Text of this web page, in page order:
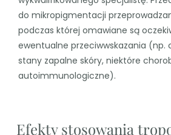
do mikropigmentacji
podczas której omawiane są
ewentualne przeciwwskazania (np.
stany zapalne skóry, niektóre
autoimmunologiczne).
Efekty stosowania